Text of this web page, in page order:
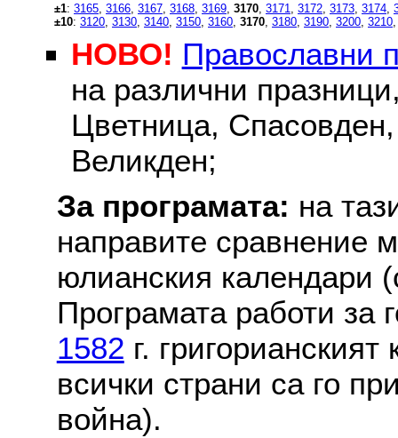
±1: 3165 3166 3167 3168 3169 3170 3171 3172 3173 3174
±10: 3120 3130 3140 3150 3160 3170 3180 3190 3200 3210
НОВО! Православни
на различни
Цветница, Спасовден,
Великден;
За програмата: на
направите сравнение
юлианския календари
Програмата работи за
1582 г.
всички страни са го
война).